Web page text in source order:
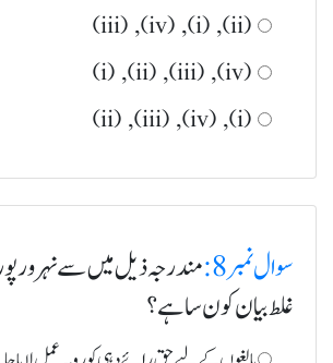
(ii), (i), (iv), (iii)
(iv), (iii), (ii), (i)
(i), (iv), (iii), (ii)
سوال نمبر 8: مندرجہ ذیل میں سے نہر
غلط بیان کون سا ہے؟